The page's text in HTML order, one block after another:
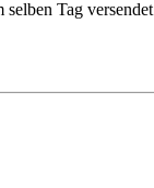
Tag versendet